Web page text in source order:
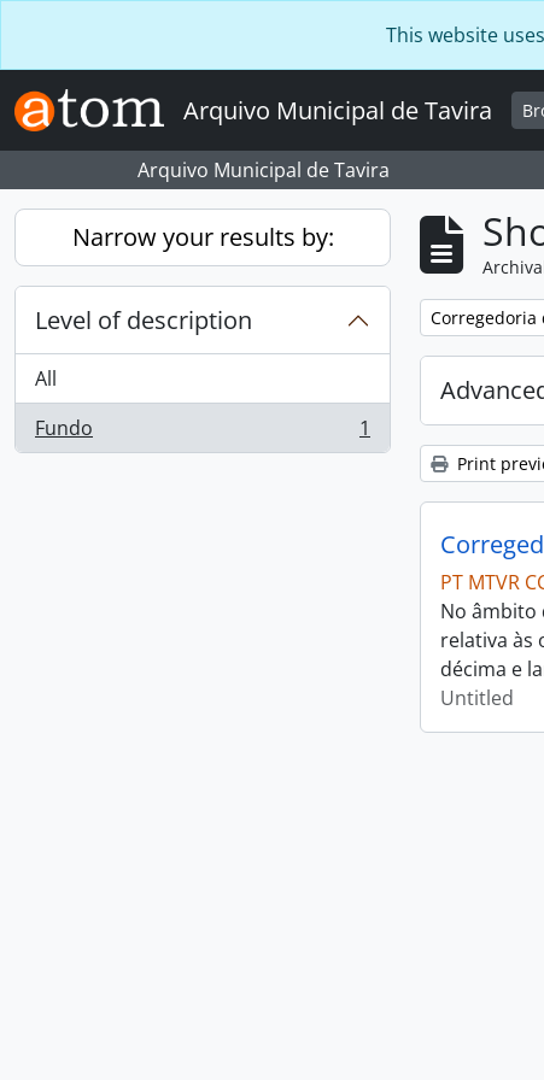
This website
Arquivo Municipal de Tavira
Arquivo Municipal de Tavira
Narrow your results by:
Level of description
All
Fundo
, 1 results 1
Remove filter:
Corregedoria
Print
PT MTVR
No âmbito
relativa às
décima e
Untitled